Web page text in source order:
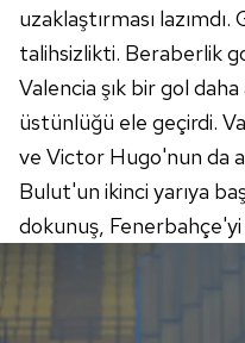
uzaklaştırması
talihsizlikti. Beraberlik
Valencia şık bir gol
üstünlüğü ele geçirdi.
ve Victor Hugo'nun da
Bulut'un ikinci yarıya
dokunuş,